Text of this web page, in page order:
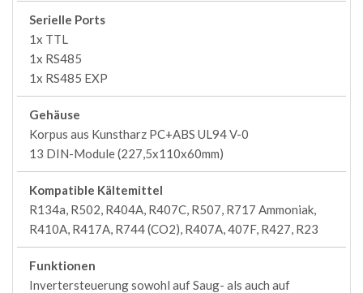
Serielle Ports
1x TTL
1x RS485
1x RS485 EXP
Gehäuse
Korpus aus Kunstharz PC+ABS UL94 V-0
13 DIN-Module (227,5x110x60mm)
Kompatible Kältemittel
R134a, R502, R404A, R407C, R507, R717 Ammoniak,
R410A, R417A, R744 (CO2), R407A, 407F, R427, R23
Funktionen
Invertersteuerung sowohl auf Saug- als auch auf